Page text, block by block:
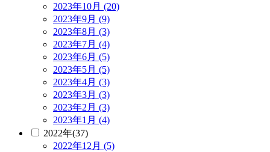
2023年10月 (20)
2023年9月 (9)
2023年8月 (3)
2023年7月 (4)
2023年6月 (5)
2023年5月 (5)
2023年4月 (3)
2023年3月 (3)
2023年2月 (3)
2023年1月 (4)
2022年(37)
2022年12月 (5)